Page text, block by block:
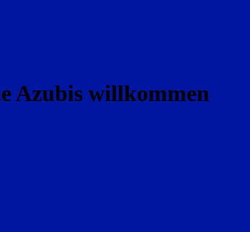
Azubis willkommen